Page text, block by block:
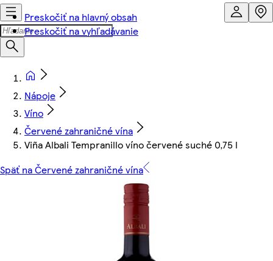
Preskočiť na hlavný obsah
Preskočiť na vyhľadávanie
Nápoje
Víno
Červené zahraničné vína
Viña Albali Tempranillo víno červené suché 0,75 l
Späť na Červené zahraničné vína